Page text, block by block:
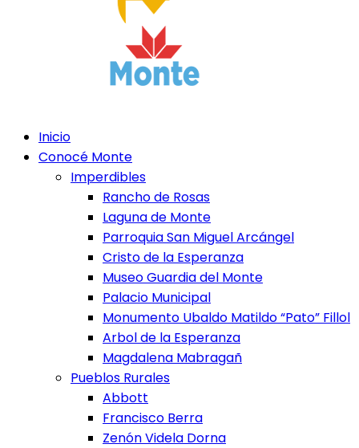
Inicio
Conocé Monte
Imperdibles
Rancho de Rosas
Laguna de Monte
Parroquia San Miguel Arcángel
Cristo de la Esperanza
Museo Guardia del Monte
Palacio Municipal
Monumento Ubaldo Matildo “Pato” Fillol
Arbol de la Esperanza
Magdalena Mabragañ
Pueblos Rurales
Abbott
Francisco Berra
Zenón Videla Dorna